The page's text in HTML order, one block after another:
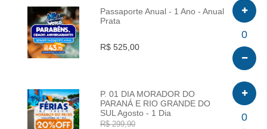
INFO
Passaporte Anual - 1 Ano - Anual
Prata
R$ 525,00
0
INFO
P. 01 DIA MORADOR DO
PARANÁ E RIO GRANDE DO
SUL Agosto - 1 Dia
R$ 299,90
0